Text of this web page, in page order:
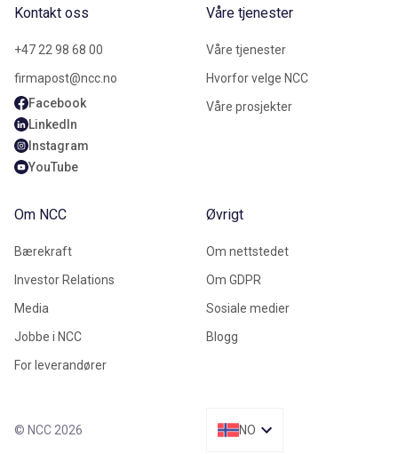
Kontakt oss
+47 22 98 68 00
firmapost@ncc.no
Facebook
LinkedIn
Instagram
YouTube
Våre tjenester
Våre tjenester
Hvorfor velge NCC
Våre prosjekter
Om NCC
Bærekraft
Investor Relations
Media
Jobbe i NCC
For leverandører
Øvrigt
Om nettstedet
Om GDPR
Sosiale medier
Blogg
© NCC 2026 NO